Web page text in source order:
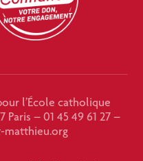
l’École catholique
Paris – 01 45 49 61 27 –
matthieu.org